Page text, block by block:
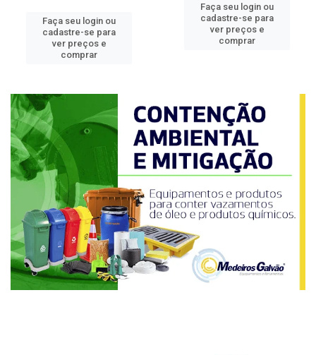
Faça seu login ou
cadastre-se para
ver preços e
comprar
Faça seu login ou
cadastre-se para
ver preços e
comprar